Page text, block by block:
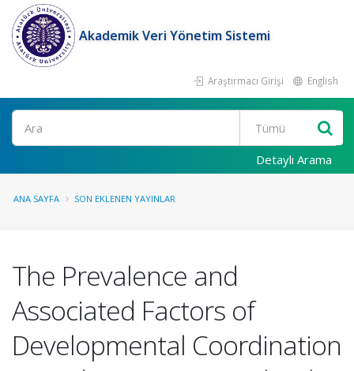
Akademik Veri Yönetim Sistemi
Araştırmacı Girişi English
Ara
Detaylı Arama
ANA SAYFA SON EKLENEN YAYINLAR
The Prevalence and
Associated Factors of
Developmental Coordination